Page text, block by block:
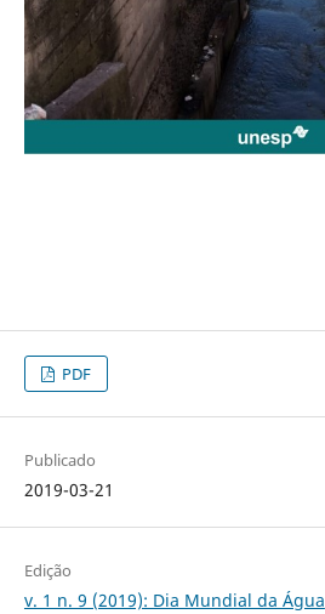
PDF
Publicado
2019-03-21
Edição
v. 1 n. 9 (2019): Dia Mundial da Água